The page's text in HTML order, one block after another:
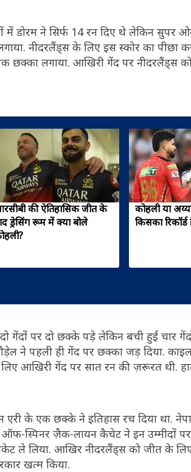
डोरम ने सिर्फ 14 रन दिए थे लेकिन सुपर
नीदरलैंड्स के लिए इस स्कोर का पीछा
लगाया. आखिरी गेंद पर नीदरलैंड्स
की ऐतिहासिक जीत के
ड्रेसिंग रूम में क्या बोले
कोहली या
किसका
पर दो छक्के पड़े लेकिन बची हुई चार गेंदों
ने पहली ही गेंद पर छक्का जड़ दिया.
आखिरी गेंद पर सात रन की ज़रूरत थी.
के एक छक्के ने इतिहास रच दिया था.
स्पिनर ज़ैक-लायन कैचेट ने इन उम्मीदों पर
ले लिया. आखिर नीदरलैंड्स को जीत के
खत्म किया.